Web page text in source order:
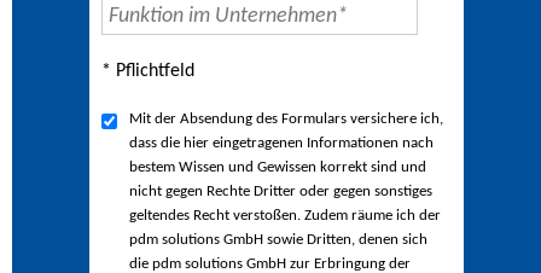
* Pflichtfeld
Mit der Absendung des Formulars versichere ich,
dass die hier eingetragenen Informationen nach
bestem Wissen und Gewissen korrekt sind und
nicht gegen Rechte Dritter oder gegen sonstiges
geltendes Recht verstoßen. Zudem räume ich der
pdm solutions GmbH sowie Dritten, denen sich
die pdm solutions GmbH zur Erbringung der